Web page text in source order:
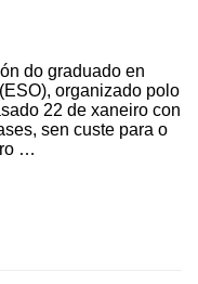
do graduado en
organizado polo
22 de xaneiro con
sen custe para o
…